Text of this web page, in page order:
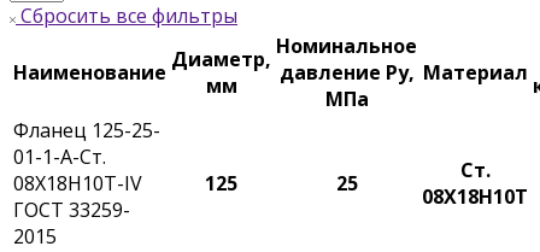
Сбросить все фильтры
Наименование Диаметр,
мм
Номинальное
давление Ру,
МПа
Материал
Фланец 125-25-
01-1-A-Ст.
08Х18Н10Т-IV
ГОСТ 33259-
2015
125 25
Ст.
08Х18Н10Т